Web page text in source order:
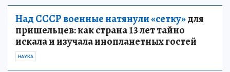
Над СССР военные натянули «сетку»для
пришельцев: как страна 13 лет тайно
искала и изучала инопланетных гостей
НАУКА